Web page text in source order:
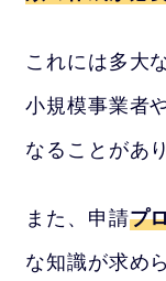
これには多大
小規模事業者
なることがあ
また、申請プ
な知識が求め